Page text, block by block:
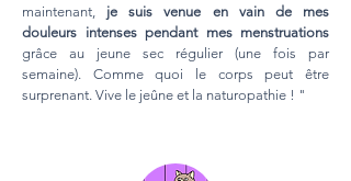
maintenant, je suis venue en vain de mes
douleurs intenses pendant mes menstruations
grâce au jeune sec régulier (une fois par
semaine). Comme quoi le corps peut être
surprenant. Vive le jeûne et la naturopathie ! "